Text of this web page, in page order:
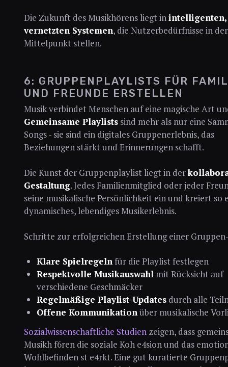
Die Zukunft des Musikhörens liegt inintelligenten,
vernetzten Systemen, die Nutzerbedürfnisse in
Mittelpunkt stellen.
6: GRUPPENPLAYLISTS FÜR
UND FREUNDE ERSTELLEN
Musik verbindet Menschen auf eine magische Art
Gemeinsame Playlistssind mehr als nur eine
Songs - sie sind ein digitales Gruppenerlebnis, das
Beziehungen stärkt und Erinnerungen schafft.
Die Kunst der Gruppenplaylist liegt in der
Gestaltung. Jedes Familienmitglied oder jeder
seine musikalische Persönlichkeit ein und kreiert so
dynamisches, lebendiges Musikerlebnis.
Schritte zur erfolgreichen Erstellung einer
Klare Spielregelnfür die Playlist festlegen
Respektvolle Musikauswahlmit Rücksicht auf
verschiedene Geschmäcker
Regelmäßige Playlist-Updatesdurch alle
Offene Kommunikationüber musikalische
Sozialwissenschaftliche Studienzeigen, dass
Musikh f6ren die soziale Koh e4sion und das
Wohlbefinden st e4rkt. Eine gut kuratierte